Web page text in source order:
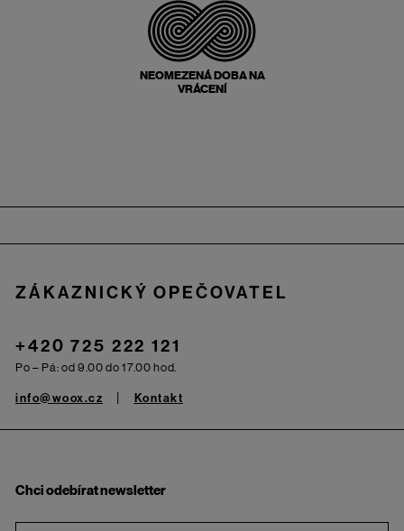
NEOMEZENÁ DOBA NA
VRÁCENÍ
ZÁKAZNICKÝ OPEČOVATEL
+420 725 222 121
Po – Pá: od 9.00 do 17.00 hod.
info@woox.cz Kontakt
Chci odebírat newsletter